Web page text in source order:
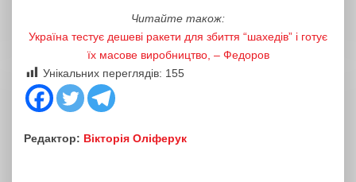
Читайте також:
Україна тестує дешеві ракети для збиття “шахедів” і готує
їх масове виробництво, – Федоров
Унікальних переглядів: 155
Редактор: Вікторія Оліферук